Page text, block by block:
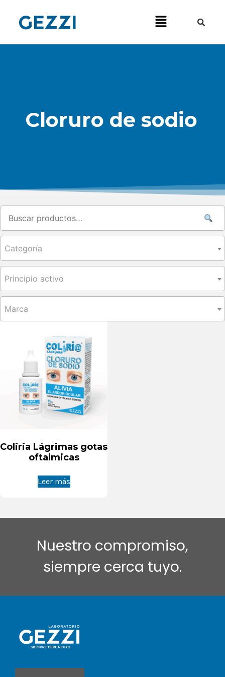
Cloruro de sodio
Categoría
Principio activo
Marca
Coliria Lágrimas gotas
oftalmicas
Leer más
Nuestro compromiso,
siempre cerca tuyo.